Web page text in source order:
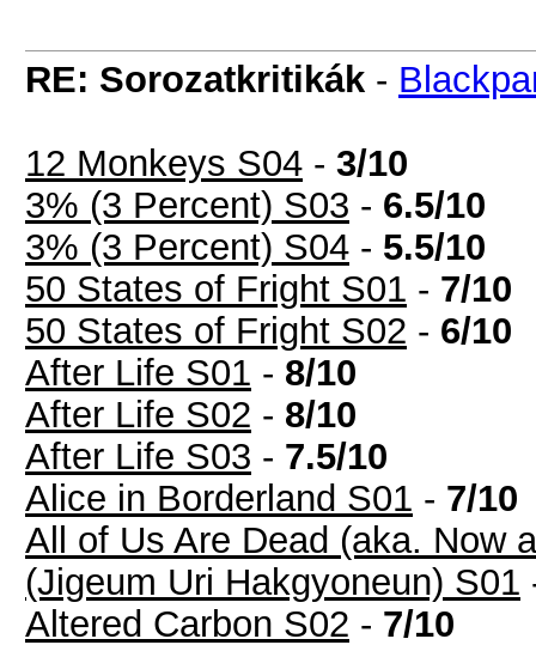
RE: Sorozatkritikák -
12 Monkeys S04 - 3/10
3% (3 Percent) S03 - 6.5/10
3% (3 Percent) S04 - 5.5/10
50 States of Fright S01 - 7/10
50 States of Fright S02 - 6/10
After Life S01 - 8/10
After Life S02 - 8/10
After Life S03 - 7.5/10
Alice in Borderland S01 - 7/10
All of Us Are Dead (aka. Now
(Jigeum Uri Hakgyoneun) S01
Altered Carbon S02 - 7/10